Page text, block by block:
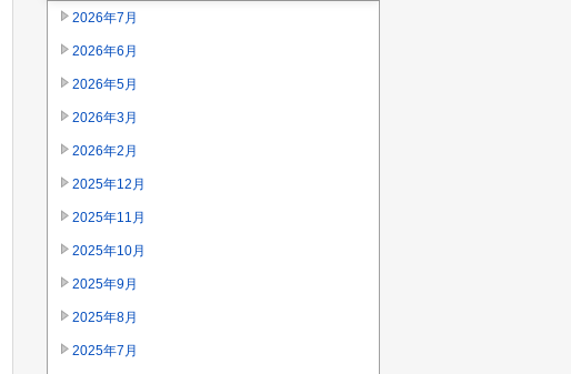
2026年7月
2026年6月
2026年5月
2026年3月
2026年2月
2025年12月
2025年11月
2025年10月
2025年9月
2025年8月
2025年7月